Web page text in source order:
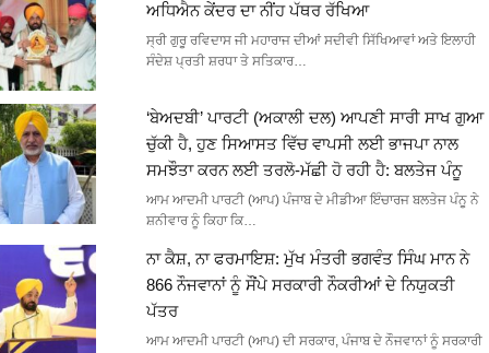
ਅਧਿਐਨ ਕੇਂਦਰ ਦਾ ਨੀਂਹ ਪੱਥਰ ਰੱਖਿਆ
ਸ੍ਰੀ ਗੁਰੂ ਰਵਿਦਾਸ ਜੀ ਮਹਾਰਾਜ ਦੀਆਂ ਸਦੀਵੀ ਸਿੱਖਿਆਵਾਂ ਅਤੇ ਇਲਾਹੀ
ਸੰਦੇਸ਼ ਪ੍ਰਤੀ ਸ਼ਰਧਾ ਤੇ ਸਤਿਕਾਰ…
‘ਬੇਅਦਬੀ’ ਪਾਰਟੀ (ਅਕਾਲੀ ਦਲ) ਆਪਣੀ ਸਾਰੀ ਸਾਖ ਗੁਆ
ਚੁੱਕੀ ਹੈ, ਹੁਣ ਸਿਆਸਤ ਵਿੱਚ ਵਾਪਸੀ ਲਈ ਭਾਜਪਾ ਨਾਲ
ਸਮਝੌਤਾ ਕਰਨ ਲਈ ਤਰਲੋ-ਮੱਛੀ ਹੋ ਰਹੀ ਹੈ: ਬਲਤੇਜ ਪੰਨੂ
ਆਮ ਆਦਮੀ ਪਾਰਟੀ (ਆਪ) ਪੰਜਾਬ ਦੇ ਮੀਡੀਆ ਇੰਚਾਰਜ ਬਲਤੇਜ ਪੰਨੂ ਨੇ
ਸ਼ਨੀਵਾਰ ਨੂੰ ਕਿਹਾ ਕਿ…
ਨਾ ਕੈਸ਼, ਨਾ ਫਰਮਾਇਸ਼: ਮੁੱਖ ਮੰਤਰੀ ਭਗਵੰਤ ਸਿੰਘ ਮਾਨ ਨੇ
866 ਨੌਜਵਾਨਾਂ ਨੂੰ ਸੌਂਪੇ ਸਰਕਾਰੀ ਨੌਕਰੀਆਂ ਦੇ ਨਿਯੁਕਤੀ
ਪੱਤਰ
ਆਮ ਆਦਮੀ ਪਾਰਟੀ (ਆਪ) ਦੀ ਸਰਕਾਰ, ਪੰਜਾਬ ਦੇ ਨੌਜਵਾਨਾਂ ਨੂੰ ਸਰਕਾਰੀ